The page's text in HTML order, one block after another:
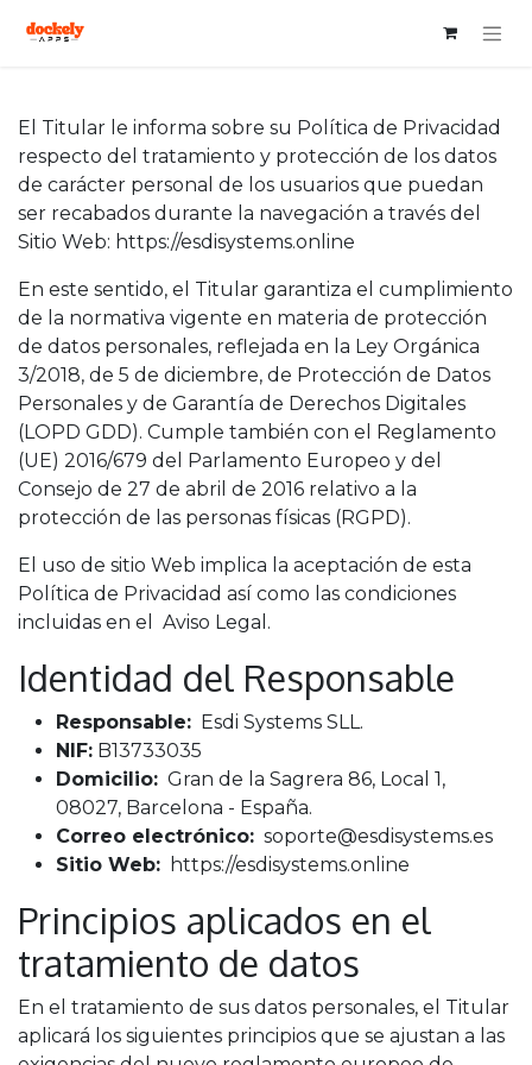
El Titular le informa sobre su Política de Privacidad
respecto del tratamiento y protección de los datos
de carácter personal de los usuarios que puedan
ser recabados durante la navegación a través del
Sitio Web: https://esdisystems.online
En este sentido, el Titular garantiza el cumplimiento
de la normativa vigente en materia de protección
de datos personales, reflejada en la Ley Orgánica
3/2018, de 5 de diciembre, de Protección de Datos
Personales y de Garantía de Derechos Digitales
(LOPD GDD). Cumple también con el Reglamento
(UE) 2016/679 del Parlamento Europeo y del
Consejo de 27 de abril de 2016 relativo a la
protección de las personas físicas (RGPD).
El uso de sitio Web implica la aceptación de esta
Política de Privacidad así como las condiciones
incluidas en el Aviso Legal .
Identidad del Responsable
Responsable: Esdi Systems SLL.
NIF: B13733035
Domicilio: Gran de la Sagrera 86, Local 1,
08027, Barcelona - España.
Correo electrónico: soporte@esdisystems.es
Sitio Web: https://esdisystems.online
Principios aplicados en el
tratamiento de datos
En el tratamiento de sus datos personales, el Titular
aplicará los siguientes principios que se ajustan a las